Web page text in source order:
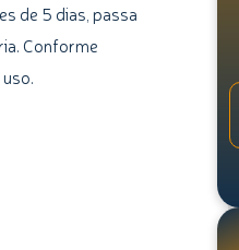
de 5 dias, passa
Conforme